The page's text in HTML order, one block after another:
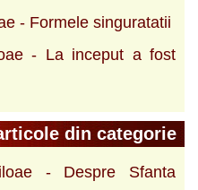
- Formele singuratatii
- La inceput a fost
din categorie
- Despre Sfanta